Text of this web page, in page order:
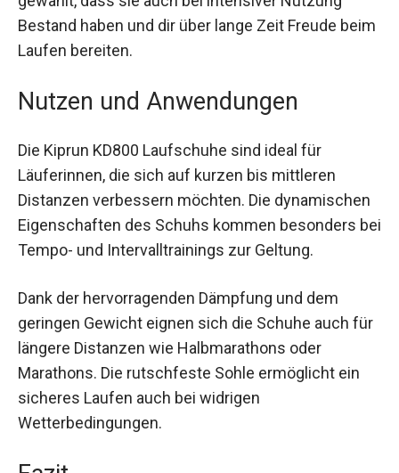
Materialien und die Sohlenkonstruktion sind so
gewählt, dass sie auch bei intensiver Nutzung
Bestand haben und dir über lange Zeit Freude
beim Laufen bereiten.
Nutzen und Anwendungen
Die Kiprun KD800 Laufschuhe sind ideal für
Läuferinnen, die sich auf kurzen bis mittleren
Distanzen verbessern möchten. Die
dynamischen Eigenschaften des Schuhs
kommen besonders bei Tempo- und
Intervalltrainings zur Geltung.
Dank der hervorragenden Dämpfung und dem
geringen Gewicht eignen sich die Schuhe auch
für längere Distanzen wie Halbmarathons oder
Marathons. Die rutschfeste Sohle ermöglicht ein